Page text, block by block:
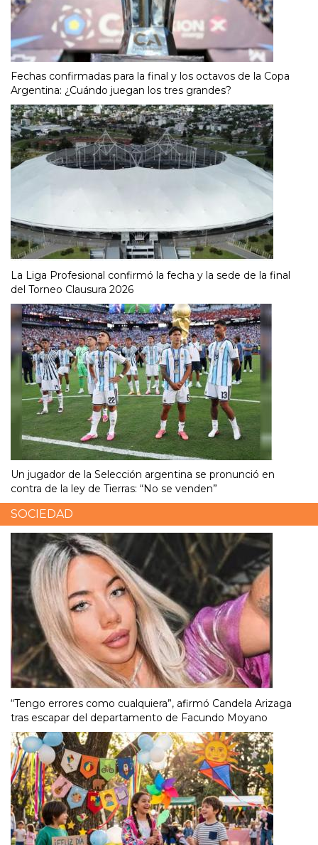
Fechas confirmadas para la final y los octavos de la Copa
Argentina: ¿Cuándo juegan los tres grandes?
La Liga Profesional confirmó la fecha y la sede de la final
del Torneo Clausura 2026
Un jugador de la Selección argentina se pronunció en
contra de la ley de Tierras: “No se venden”
SOCIEDAD
“Tengo errores como cualquiera”, afirmó Candela Arizaga
tras escapar del departamento de Facundo Moyano